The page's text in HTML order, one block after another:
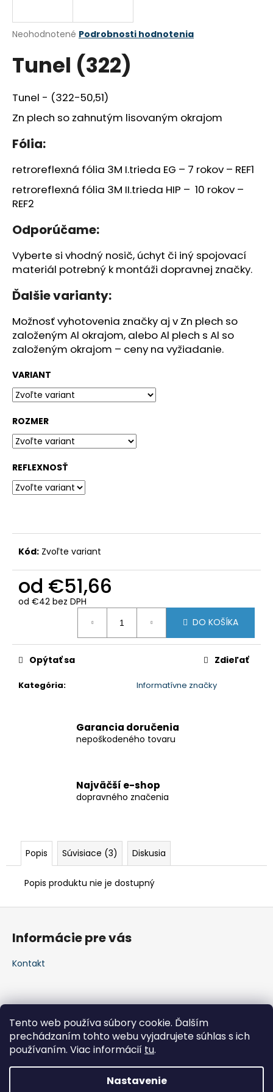
Tento web používa súbory cookie. Ďalším
prechádzaním tohto webu vyjadrujete súhlas s ich
používaním. Viac informácií tu.
Nastavenie
Priemerné
produktu
z
5
hviezdičiek.
Neohodnotené Podrobnosti hodnotenia
Tunel (322)
Tunel - (322-50,51)
Zn plech so zahnutým lisovaným okrajom
Fólia:
retroreflexná fólia 3M I.trieda EG – 7 rokov – REF1
retroreflexná fólia 3M II.trieda HIP – 10 rokov –
REF2
Odporúčame:
Vyberte si vhodný nosič, úchyt či iný spojovací
materiál potrebný k montáži dopravnej značky.
Ďalšie varianty:
Možnosť vyhotovenia značky aj v Zn plech so
založeným Al okrajom, alebo Al plech s Al so
založeným okrajom – ceny na vyžiadanie.
VARIANT
ROZMER
REFLEXNOSŤ
Kód: Zvoľte variant
od €51,66
od €42 bez DPH
DO KOŠÍKA
Kategória: Informatívne značky
Opýtať sa Zdieľať
Garancia doručenia
nepoškodeného tovaru
Najväčší e-shop
dopravného značenia
Popis Súvisiace (3) Diskusia
Popis produktu nie je dostupný
j
ť
?
O
d
p
o
r
ú
č
a
m
e
ÚCHYT
ZNAČKY
K
STĹPIKU
D=60
(ZÁKLADNÝ)
€4,31
Z
e
Informácie pre vás
Kontakt